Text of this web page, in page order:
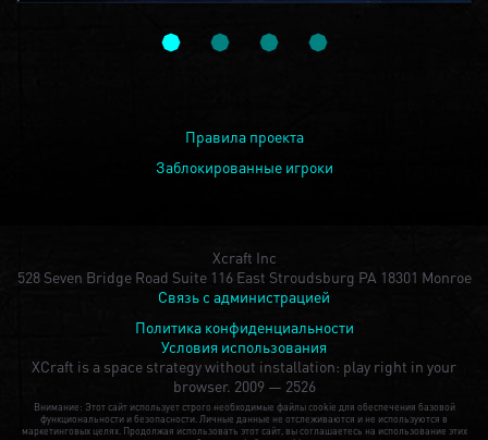
Правила проекта
Заблокированные игроки
Xcraft Inc
528 Seven Bridge Road Suite 116 East Stroudsburg PA 18301 Monroe
Связь с администрацией
Политика конфиденциальности
Условия использования
XCraft is a space strategy without installation: play right in your
browser. 2009 — 2526
Внимание: Этот сайт использует строго необходимые файлы cookie для обеспечения базовой
функциональности и безопасности. Личные данные не отслеживаются и не используются в
маркетинговых целях. Продолжая использовать этот сайт, вы соглашаетесь на использование этих